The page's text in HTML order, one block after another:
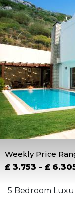
Weekly Price
£ 3.753 - £
5 Bedroom